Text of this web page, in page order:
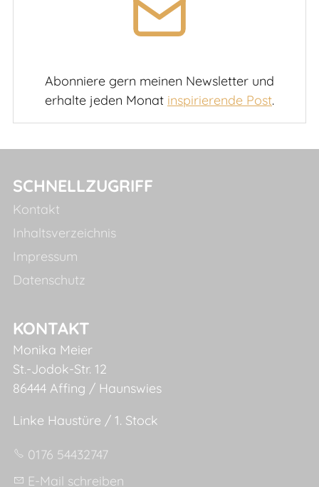
Abonniere gern meinen Newsletter und
erhalte jeden Monat inspirierende Post.
SCHNELLZUGRIFF
Kontakt
Inhaltsverzeichnis
Impressum
Datenschutz
KONTAKT
Monika Meier
St.-Jodok-Str. 12
86444 Affing / Haunswies
Linke Haustüre / 1. Stock
0176 54432747
E-Mail schreiben